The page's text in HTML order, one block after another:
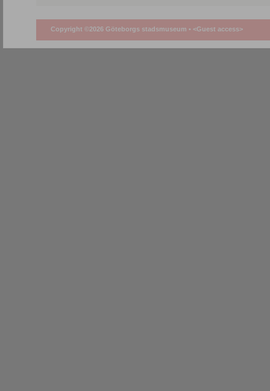
Copyright ©2026 Göteborgs stadsmuseum • <Guest access>